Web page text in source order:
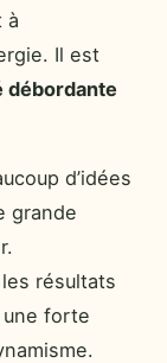
à
Il est
débordante
d’idées
grande
les résultats
forte